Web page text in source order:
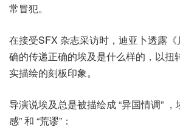
常冒犯。
在接受SFX 杂志采访时，迪亚卜透露
确的传递正确的埃及是什么样的，以扭
实描绘的刻板印象。
导演说埃及总是被描绘成 “异国情调” ，
感” 和 “荒谬”：